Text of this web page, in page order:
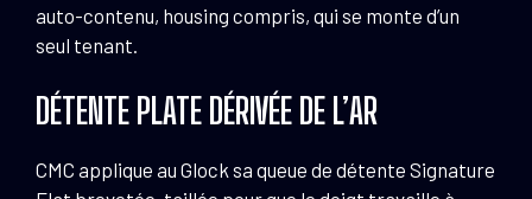
auto-contenu, housing compris, qui se monte d’un
seul tenant.
DÉTENTE PLATE DÉRIVÉE DE L’AR
CMC applique au Glock sa queue de détente Signature